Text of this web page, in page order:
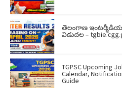
తెలంగాణ
విడుదల –
TGPSC Upcoming
Calendar,
Guide